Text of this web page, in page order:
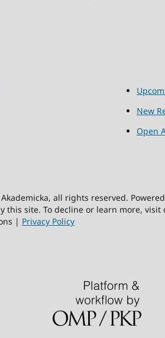
New
Open
all rights reserved.
this site. To decline or learn more,
| Privacy Policy